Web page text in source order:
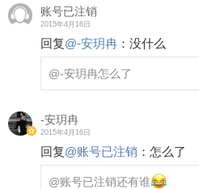
账号已注销
2015年4月16日
回复@-安玥冉 ： 没什么
@-安玥冉怎么了
-安玥冉
2015年4月16日
回复@账号已注销 ： 怎么了
@账号已注销还有谁